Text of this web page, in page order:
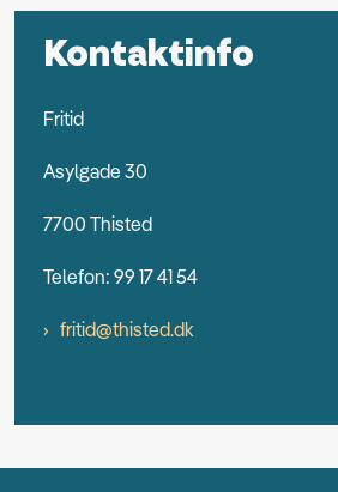
Kontaktinfo
Fritid
Asylgade 30
7700 Thisted
Telefon: 99 17 41 54
fritid@thisted.dk